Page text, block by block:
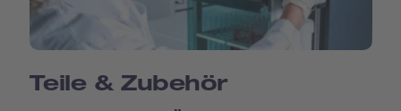
Teile & Zubehör